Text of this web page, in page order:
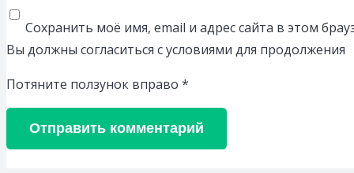
Сохранить моё имя, email и адрес сайта в этом
Вы должны согласиться с условиями для продолжения
Потяните ползунок вправо *
Отправить комментарий